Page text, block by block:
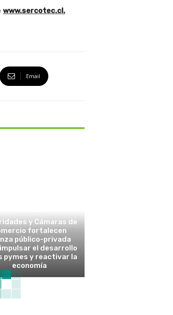
www.sercotec.cl.
Email
y Cámaras de
fortalecen
público-privada
el desarrollo
pymes y reactivar la
economía